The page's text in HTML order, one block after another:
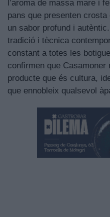
l’aroma de massa mare i
pans que presenten
un sabor profund i
tradició i tècnica
constant a totes les
confirmen que Casamoner
producte que és cultura,
que ennobleix qualsevol